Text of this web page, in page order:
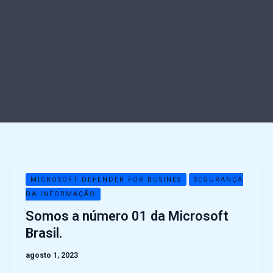
MICROSOFT DEFENDER FOR BUSINES
SEGURANÇA
DA INFORMAÇÃO
Somos a número 01 da Microsoft
Brasil.
agosto 1, 2023
Somos
a
01
da
Microsoft